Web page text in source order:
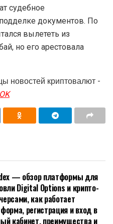
судебное
документов. По
вылететь из
но его арестовала
новостей криптовалют -
OK
— обзор платформы для
Digital Options и крипто-
как работает
регистрация и вход в
кабинет, преимущества и